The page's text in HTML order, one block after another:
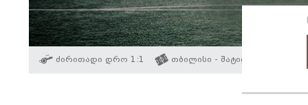
ძირითადი დრო 1:1 თბილისი - შატილი